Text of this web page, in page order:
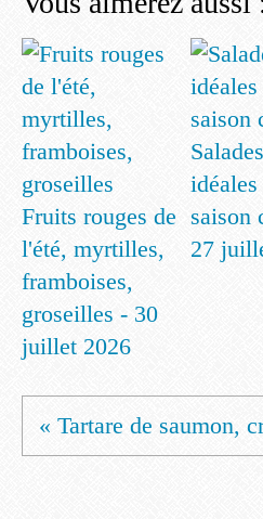
Fruits rouges de
l'été, myrtilles,
framboises,
groseilles - 30
juillet 2026
saison
27
« Tartare de saumon,